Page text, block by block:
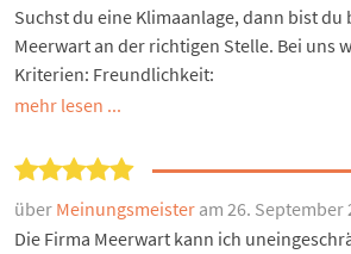
Suchst du eine Klimaanlage, dann bist du
Meerwart an der richtigen Stelle. Bei uns
Kriterien: Freundlichkeit:
mehr lesen ...
über Meinungsmeister am 26. September
Die Firma Meerwart kann ich